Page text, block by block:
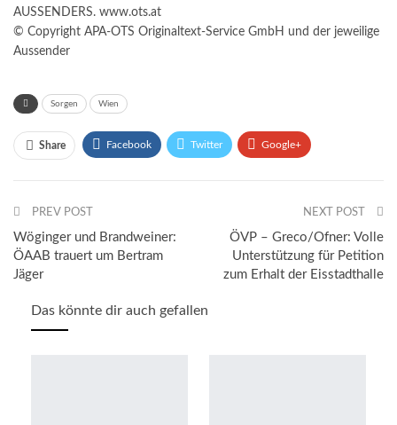
AUSSENDERS. www.ots.at
© Copyright APA-OTS Originaltext-Service GmbH und der jeweilige
Aussender
Sorgen Wien
Share Facebook Twitter Google+
Email
PREV POST
Wöginger und Brandweiner:
ÖAAB trauert um Bertram
Jäger
NEXT POST
ÖVP – Greco/Ofner: Volle
Unterstützung für Petition
zum Erhalt der Eisstadthalle
Das könnte dir auch gefallen